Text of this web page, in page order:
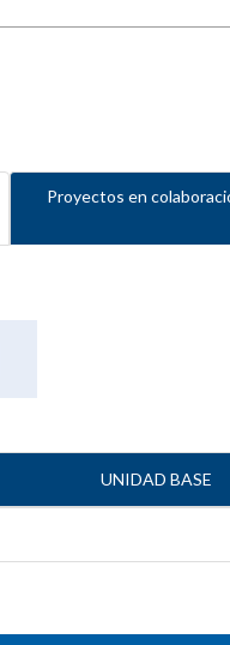
Proyectos en
UNIDAD BASE